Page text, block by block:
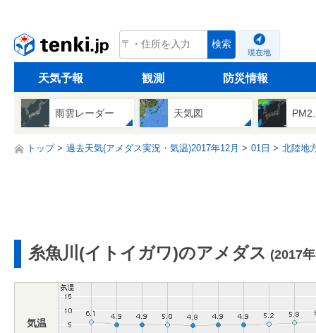
tenki.jp 検索
現在地
天気予報 観測 防災情報
雨雲レーダー 天気図
トップ 過去天気(アメダス実況・気温)2017年12月 01日 北陸地
糸魚川(イトイガワ)のアメダス (2017
気温